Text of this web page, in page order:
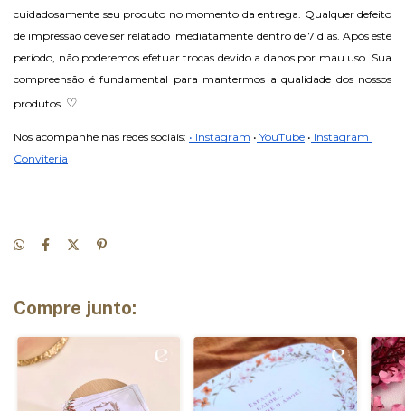
cuidadosamente seu produto no momento da entrega. Qualquer defeito
de impressão deve ser relatado imediatamente dentro de 7 dias. Após este
período, não poderemos efetuar trocas devido a danos por mau uso. Sua
compreensão é fundamental para mantermos a qualidade dos nossos
produtos. ♡
Nos acompanhe nas redes sociais: • Instagram • YouTube • Instagram
Conviteria
Compre junto: